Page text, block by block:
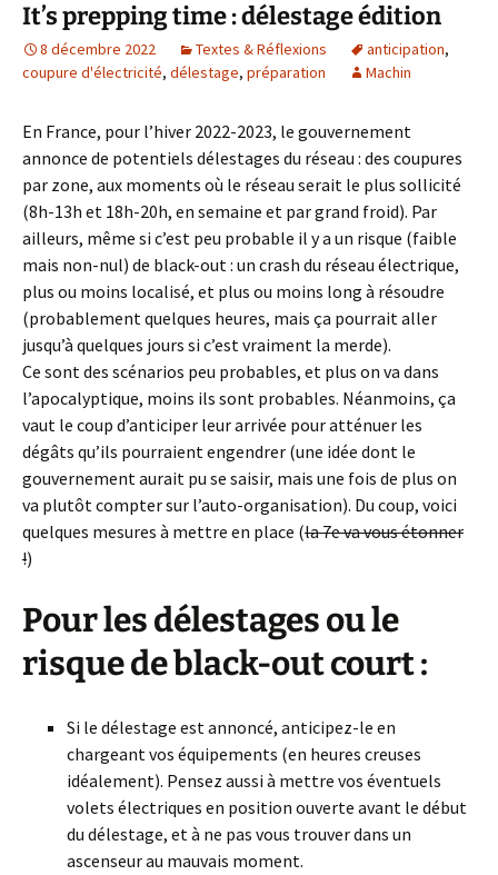
It’s prepping time : délestage édition
8 décembre 2022 Textes & Réflexions anticipation,
coupure d'électricité, délestage, préparation Machin
En France, pour l’hiver 2022-2023, le gouvernement
annonce de potentiels délestages du réseau : des coupures
par zone, aux moments où le réseau serait le plus sollicité
(8h-13h et 18h-20h, en semaine et par grand froid). Par
ailleurs, même si c’est peu probable il y a un risque (faible
mais non-nul) de black-out : un crash du réseau électrique,
plus ou moins localisé, et plus ou moins long à résoudre
(probablement quelques heures, mais ça pourrait aller
jusqu’à quelques jours si c’est vraiment la merde).
Ce sont des scénarios peu probables, et plus on va dans
l’apocalyptique, moins ils sont probables. Néanmoins, ça
vaut le coup d’anticiper leur arrivée pour atténuer les
dégâts qu’ils pourraient engendrer (une idée dont le
gouvernement aurait pu se saisir, mais une fois de plus on
va plutôt compter sur l’auto-organisation). Du coup, voici
quelques mesures à mettre en place (la 7e va vous étonner
!)
Pour les délestages ou le
risque de black-out court :
Si le délestage est annoncé, anticipez-le en
chargeant vos équipements (en heures creuses
idéalement). Pensez aussi à mettre vos éventuels
volets électriques en position ouverte avant le début
du délestage, et à ne pas vous trouver dans un
ascenseur au mauvais moment.